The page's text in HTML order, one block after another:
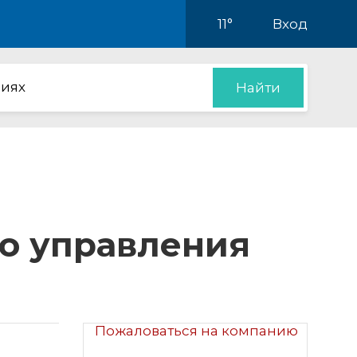
11° Вход
Найти
управления
Пожаловаться на компанию